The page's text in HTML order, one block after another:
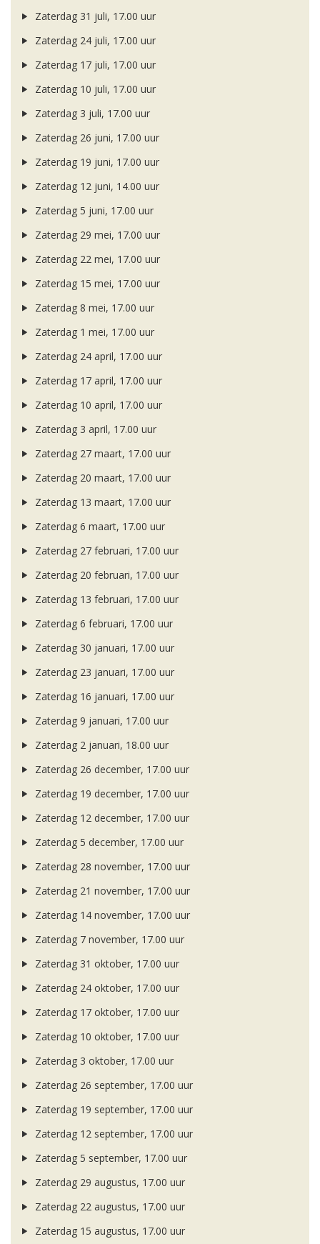
Zaterdag 31 juli, 17.00 uur
Zaterdag 24 juli, 17.00 uur
Zaterdag 17 juli, 17.00 uur
Zaterdag 10 juli, 17.00 uur
Zaterdag 3 juli, 17.00 uur
Zaterdag 26 juni, 17.00 uur
Zaterdag 19 juni, 17.00 uur
Zaterdag 12 juni, 14.00 uur
Zaterdag 5 juni, 17.00 uur
Zaterdag 29 mei, 17.00 uur
Zaterdag 22 mei, 17.00 uur
Zaterdag 15 mei, 17.00 uur
Zaterdag 8 mei, 17.00 uur
Zaterdag 1 mei, 17.00 uur
Zaterdag 24 april, 17.00 uur
Zaterdag 17 april, 17.00 uur
Zaterdag 10 april, 17.00 uur
Zaterdag 3 april, 17.00 uur
Zaterdag 27 maart, 17.00 uur
Zaterdag 20 maart, 17.00 uur
Zaterdag 13 maart, 17.00 uur
Zaterdag 6 maart, 17.00 uur
Zaterdag 27 februari, 17.00 uur
Zaterdag 20 februari, 17.00 uur
Zaterdag 13 februari, 17.00 uur
Zaterdag 6 februari, 17.00 uur
Zaterdag 30 januari, 17.00 uur
Zaterdag 23 januari, 17.00 uur
Zaterdag 16 januari, 17.00 uur
Zaterdag 9 januari, 17.00 uur
Zaterdag 2 januari, 18.00 uur
Zaterdag 26 december, 17.00 uur
Zaterdag 19 december, 17.00 uur
Zaterdag 12 december, 17.00 uur
Zaterdag 5 december, 17.00 uur
Zaterdag 28 november, 17.00 uur
Zaterdag 21 november, 17.00 uur
Zaterdag 14 november, 17.00 uur
Zaterdag 7 november, 17.00 uur
Zaterdag 31 oktober, 17.00 uur
Zaterdag 24 oktober, 17.00 uur
Zaterdag 17 oktober, 17.00 uur
Zaterdag 10 oktober, 17.00 uur
Zaterdag 3 oktober, 17.00 uur
Zaterdag 26 september, 17.00 uur
Zaterdag 19 september, 17.00 uur
Zaterdag 12 september, 17.00 uur
Zaterdag 5 september, 17.00 uur
Zaterdag 29 augustus, 17.00 uur
Zaterdag 22 augustus, 17.00 uur
Zaterdag 15 augustus, 17.00 uur